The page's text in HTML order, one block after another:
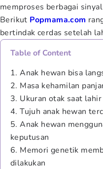
memproses berbagai
Berikut Popmama.com
bertindak cerdas setelah
Table of Content
1. Anak hewan bisa
2. Masa kehamilan
3. Ukuran otak saat
4. Tujuh anak hewan
5. Anak hewan
keputusan
6. Memori genetik
dilakukan